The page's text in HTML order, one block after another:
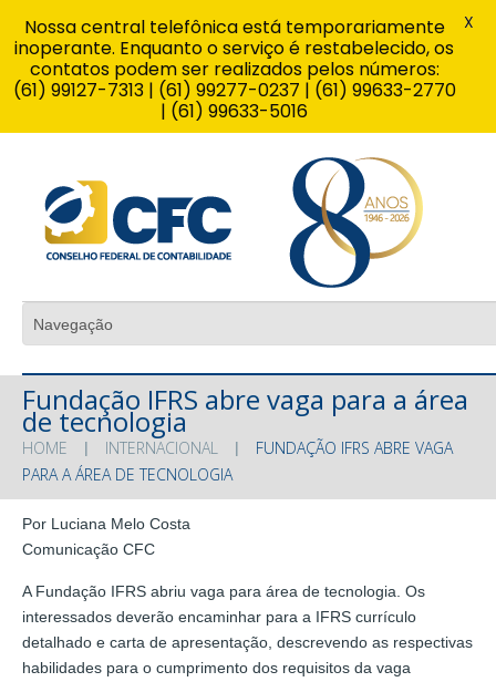
Fundação IFRS abre vaga para a área
de tecnologia
HOME INTERNACIONAL
FUNDAÇÃO IFRS ABRE VAGA
PARA A ÁREA DE TECNOLOGIA
Por Luciana Melo Costa
Comunicação CFC
A Fundação IFRS abriu vaga para área de tecnologia. Os
interessados deverão encaminhar para a IFRS currículo
detalhado e carta de apresentação, descrevendo as respectivas
habilidades para o cumprimento dos requisitos da vaga
Nossa central telefônica está temporariamente
inoperante. Enquanto o serviço é restabelecido, os
contatos podem ser realizados pelos números:
(61) 99127-7313 | (61) 99277-0237 | (61) 99633-2770
| (61) 99633-5016
X